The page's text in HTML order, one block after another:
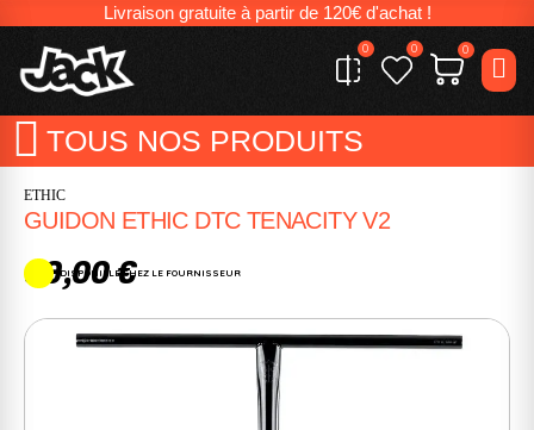
Livraison gratuite à partir de 120€ d'achat !
0 0 0
TOUS NOS PRODUITS
ETHIC
GUIDON ETHIC DTC TENACITY V2
99,00 €
DISPONIBLE CHEZ LE FOURNISSEUR